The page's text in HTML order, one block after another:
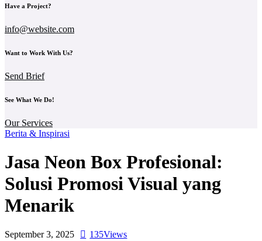
Have a Project?
info@website.com
Want to Work With Us?
Send Brief
See What We Do!
Our Services
Berita & Inspirasi
Jasa Neon Box Profesional:
Solusi Promosi Visual yang
Menarik
September 3, 2025 135Views